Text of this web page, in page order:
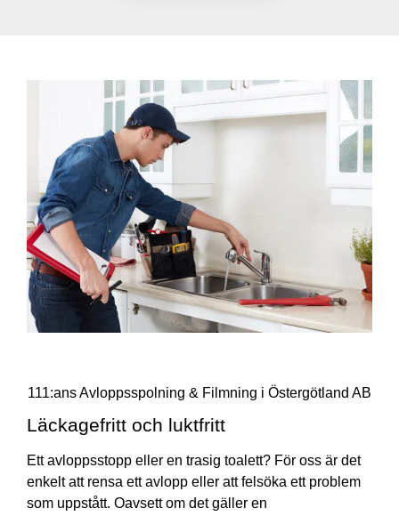
111:ans Avloppsspolning & Filmning i Östergötland AB
Läckagefritt och luktfritt
Ett avloppsstopp eller en trasig toalett? För oss är det
enkelt att rensa ett avlopp eller att felsöka ett problem
som uppstått. Oavsett om det gäller en